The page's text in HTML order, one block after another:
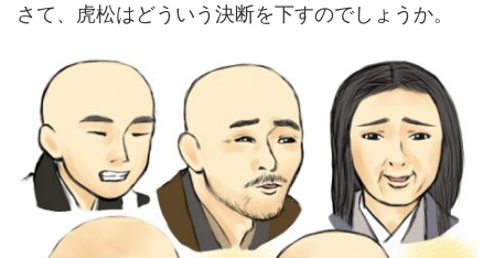
さて、虎松はどういう決断を下すのでしょうか。